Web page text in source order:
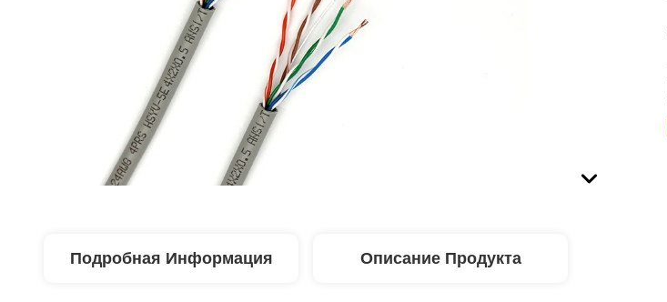
Подробная Информация Описание Продукта